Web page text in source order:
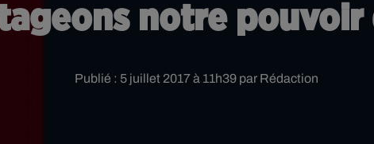
notre pouvoir
Publié : 5 juillet 2017 à 11h39 par Rédaction